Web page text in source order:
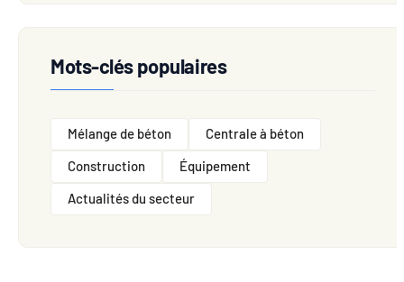
Mots-clés populaires
Mélange de béton
Centrale à béton
Construction
Équipement
Actualités du secteur